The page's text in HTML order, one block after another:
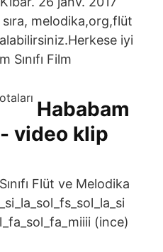
melodika,org,flüt
iyi
Sınıfı Film
Hababam
video klip
Flüt ve Melodika
(ince)